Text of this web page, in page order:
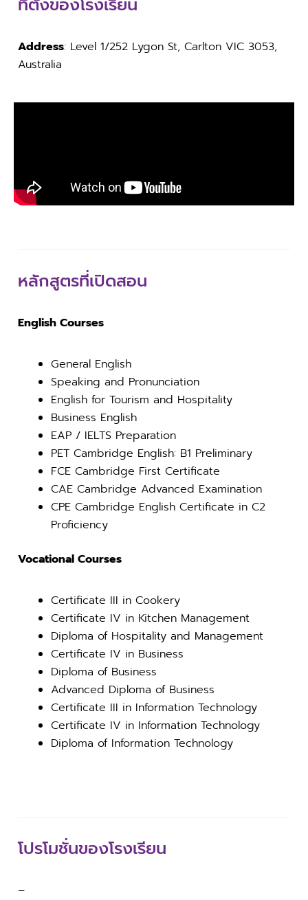
ที่ตั้งของโรงเรียน
Address: Level 1/252 Lygon St, Carlton VIC 3053,
Australia
หลักสูตรที่เปิดสอน
English Courses
General English
Speaking and Pronunciation
English for Tourism and Hospitality
Business English
EAP / IELTS Preparation
PET Cambridge English: B1 Preliminary
FCE Cambridge First Certificate
CAE Cambridge Advanced Examination
CPE Cambridge English Certificate in C2
Proficiency
Vocational Courses
Certificate III in Cookery
Certificate IV in Kitchen Management
Diploma of Hospitality and Management
Certificate IV in Business
Diploma of Business
Advanced Diploma of Business
Certificate III in Information Technology
Certificate IV in Information Technology
Diploma of Information Technology
โปรโมชั่นของโรงเรียน
–